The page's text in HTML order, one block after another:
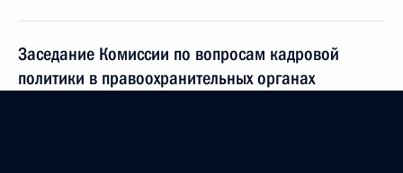
Заседание Комиссии по вопросам кадровой
политики в правоохранительных органах